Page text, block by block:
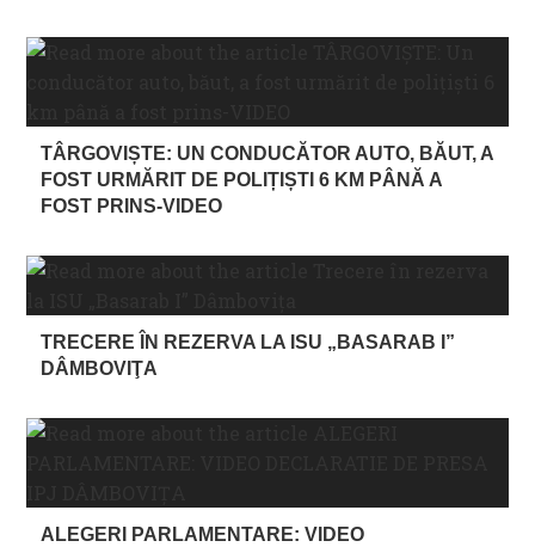
TÂRGOVIȘTE: UN CONDUCĂTOR AUTO, BĂUT, A
FOST URMĂRIT DE POLIȚIȘTI 6 KM PÂNĂ A
FOST PRINS-VIDEO
TRECERE ÎN REZERVA LA ISU „BASARAB I”
DÂMBOVIŢA
ALEGERI PARLAMENTARE: VIDEO